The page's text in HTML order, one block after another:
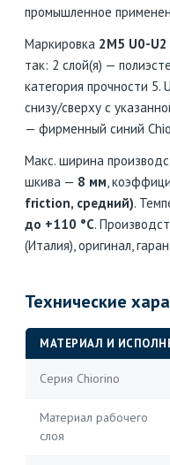
промышленное
Маркировка 2M5 U0-U2
так: 2 слой(я) —
категория прочности 5.
снизу/сверху с
— фирменный синий
Макс. ширина
шкива — 8 мм,
friction, средний).
до +110 °C.
(Италия), оригинал,
Технические
МАТЕРИАЛ И
Серия Chiorino
Материал рабочего
слоя